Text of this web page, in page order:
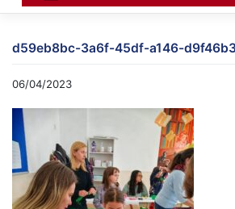
d59eb8bc-3a6f-45df-a146-
06/04/2023